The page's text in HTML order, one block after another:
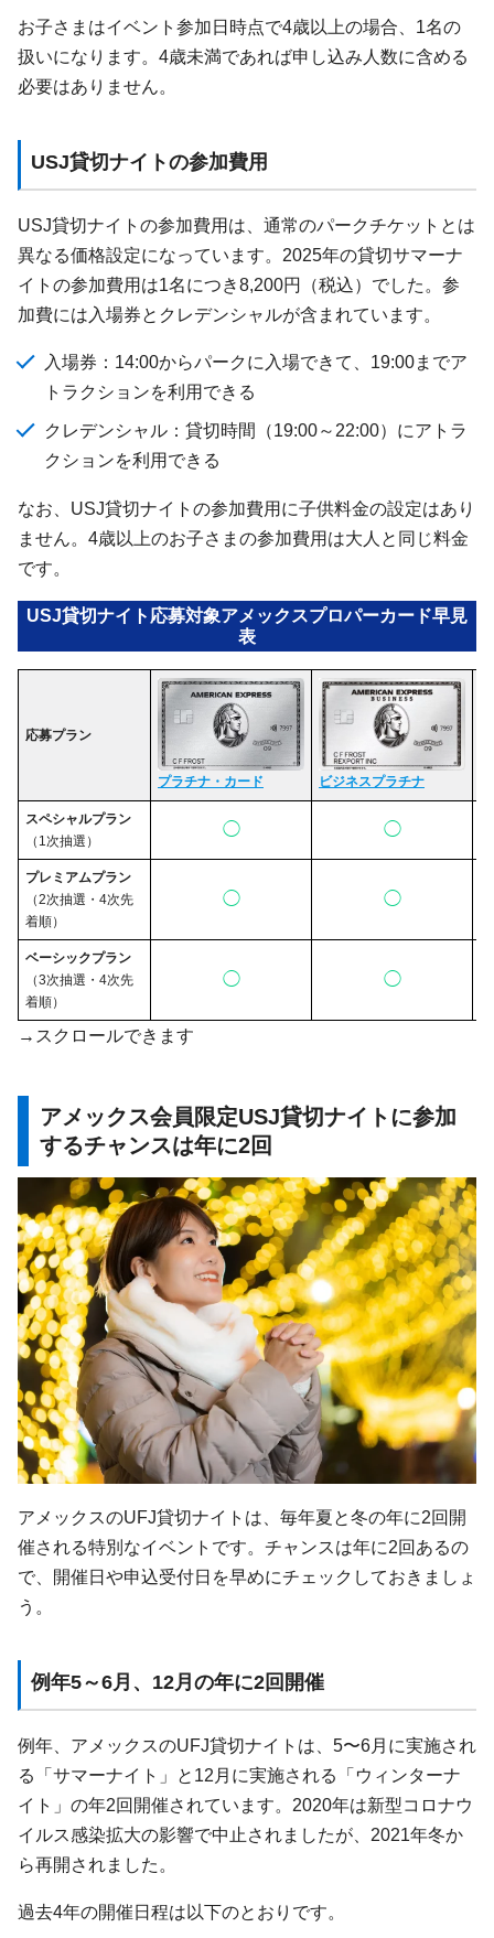
お子さまはイベント参加日時点で4歳以上の場合、1名の
扱いになります。4歳未満であれば申し込み人数に含める
必要はありません。
USJ貸切ナイトの参加費用
USJ貸切ナイトの参加費用は、通常のパークチケットとは
異なる価格設定になっています。2025年の貸切サマーナ
イトの参加費用は1名につき8,200円（税込）でした。参
加費には入場券とクレデンシャルが含まれています。
入場券：14:00からパークに入場できて、19:00までア
トラクションを利用できる
クレデンシャル：貸切時間（19:00～22:00）にアトラ
クションを利用できる
なお、USJ貸切ナイトの参加費用に子供料金の設定はあり
ません。4歳以上のお子さまの参加費用は大人と同じ料金
です。
USJ貸切ナイト応募対象アメックスプロパーカード早見
表
応募プラン
プラチナ・カード ビジネスプラチナ
スペシャルプラン
（1次抽選）
◯ ◯
プレミアムプラン
（2次抽選・4次先
着順）
◯ ◯
ベーシックプラン
（3次抽選・4次先
着順）
◯ ◯
→スクロールできます
アメックス会員限定USJ貸切ナイトに参加
するチャンスは年に2回
アメックスのUFJ貸切ナイトは、毎年夏と冬の年に2回開
催される特別なイベントです。チャンスは年に2回あるの
で、開催日や申込受付日を早めにチェックしておきましょ
う。
例年5～6月、12月の年に2回開催
例年、アメックスのUFJ貸切ナイトは、5〜6月に実施され
る「サマーナイト」と12月に実施される「ウィンターナ
イト」の年2回開催されています。2020年は新型コロナウ
イルス感染拡大の影響で中止されましたが、2021年冬か
ら再開されました。
過去4年の開催日程は以下のとおりです。